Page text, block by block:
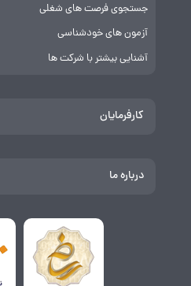
جستجوی فرصت های شغلی
آزمون های خودشناسی
آشنایی بیشتر با شرکت ها
کارفرمایان
درباره ما